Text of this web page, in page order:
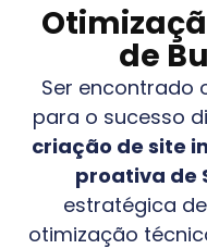
de
Ser encontrado
para o sucesso
criação de site
proativa de
estratégica
otimização